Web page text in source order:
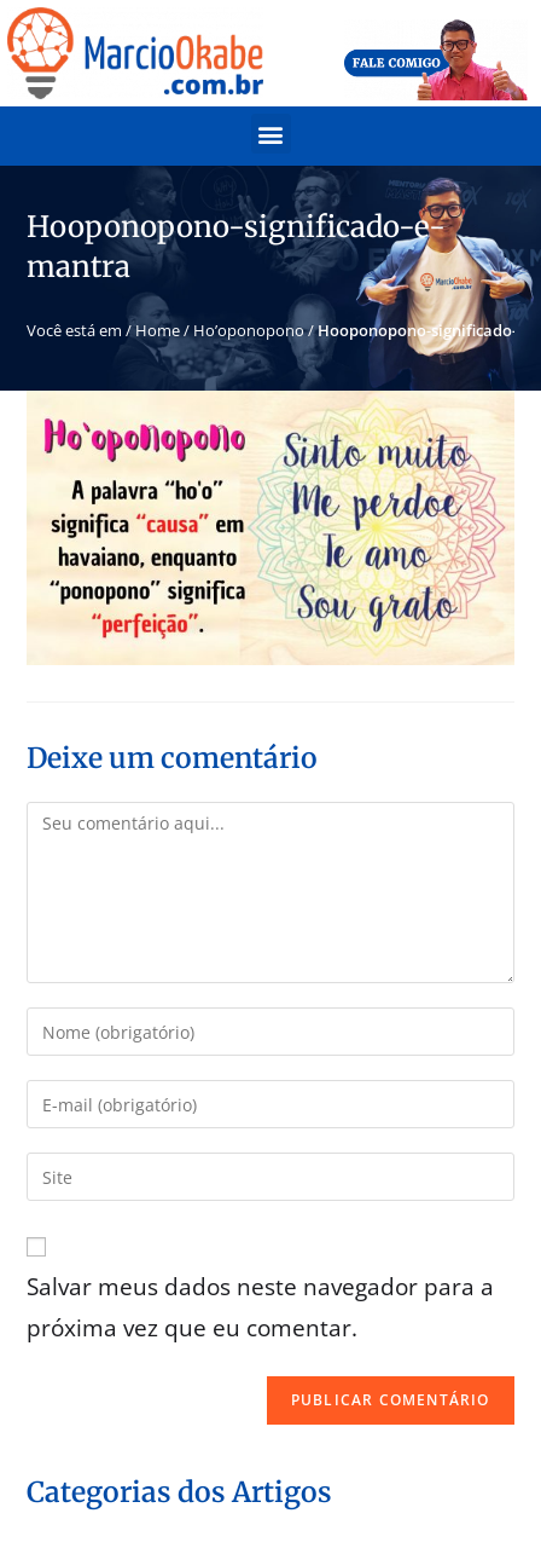
Hooponopono-significado-e-
mantra
Você está em / Home/ Ho’oponopono/Hooponopono-significado-e-
Deixe um comentário
Salvar meus dados neste navegador para a
próxima vez que eu comentar.
Categorias dos Artigos